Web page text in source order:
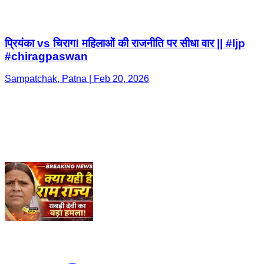
प्रियंका vs चिराग! महिलाओं की राजनीति पर सीधा वार || #ljp
#chiragpaswan
Sampatchak, Patna | Feb 20, 2026